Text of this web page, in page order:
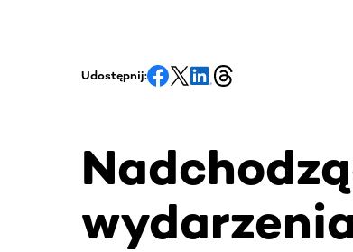
Udostępnij: